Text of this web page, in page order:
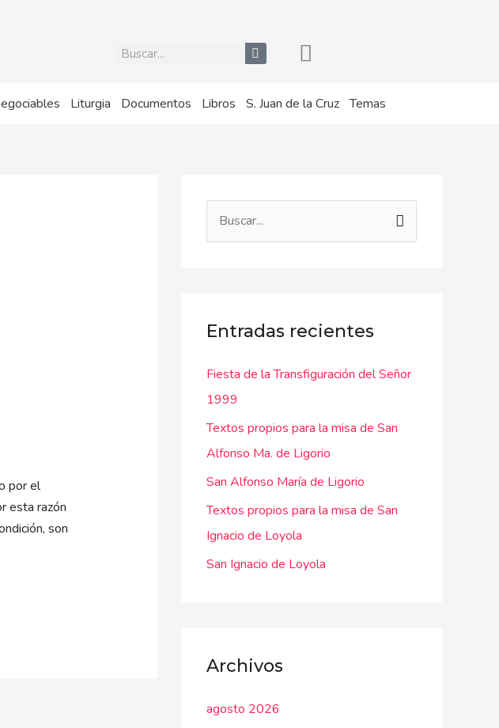
Liturgia Documentos Libros S. Juan de la Cruz Temas
por el
esta razón
son
a
p
o
r
:
Entradas recientes
Fiesta de la Transfiguración del Señor
1999
Textos propios para la misa de San
Alfonso Ma. de Ligorio
San Alfonso María de Ligorio
Textos propios para la misa de San
Ignacio de Loyola
San Ignacio de Loyola
Archivos
agosto 2026